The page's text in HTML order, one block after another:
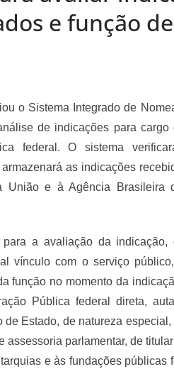
e função de
o Sistema Integrado de
de indicações para cargo
federal. O sistema
as indicações
União e à Agência Brasileira
a avaliação da indicação,
vínculo com o serviço
função no momento da
Pública federal direta,
Estado, de natureza
parlamentar, de
e às fundações públicas